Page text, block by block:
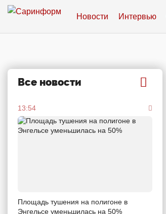
Новости Интервью
Все новости
13:54
Площадь тушения на полигоне в
Энгельсе уменьшилась на 50%